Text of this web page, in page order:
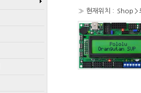
» 현재위치 : Shop >